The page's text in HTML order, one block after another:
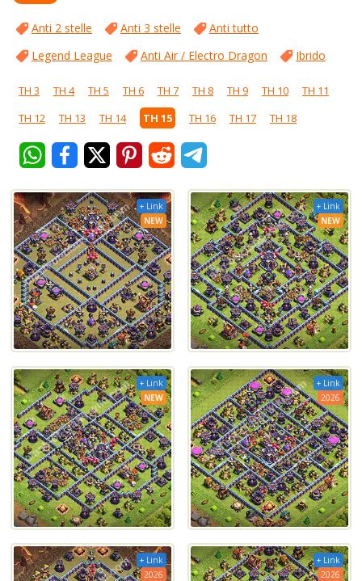
Anti 2 stelle Anti 3 stelle
Anti tutto
Legend League
Anti Air / Electro Dragon Ibrido
TH 3 TH 4 TH 5 TH 6 TH 7 TH 8 TH 9 TH 10
TH 11
TH 12
TH 13 TH 14 TH 15 TH 16 TH 17 TH 18
+ Link
NEW
+ Link
NEW
+ Link
NEW
+ Link
2026
+ Link
2026
+ Link
2026